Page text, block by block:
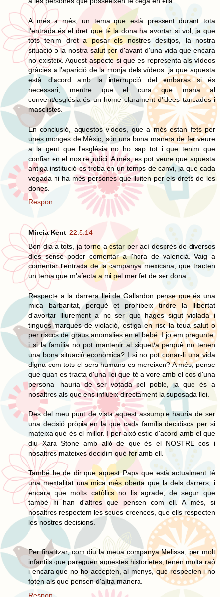
A més a més, un tema que està pressent durant tota
l'entrada és el dret que té la dona ha avortar si vol, ja que
tots tenim dret a posar els nostres desitjos, la nostra
situació o la nostra salut per d'avant d'una vida que encara
no existeix. Aquest aspecte si que es representa als vídeos
gràcies a l'aparició de la monja dels vídeos, ja que aquesta
està d'acord amb la interrupció del embaras si és
necessari, mentre que el cura que mana al
convent/església és un home clarament d'idees tancades i
masclistes.
En conclusió, aquestos vídeos, que a més estan fets per
unes monges de Mèxic, són una bona manera de fer veure
a la gent que l'església no ho sap tot i que tenim que
confiar en el nostre judici. A més, es pot veure que aquesta
antiga institució es troba en un temps de canvi, ja que cada
vegada hi ha més persones que lluiten per els drets de les
dones.
Respon
Mireia Kent 22.5.14
Bon dia a tots, ja torne a estar per ací després de diversos
dies sense poder comentar a l'hora de valencià. Vaig a
comentar l'entrada de la campanya mexicana, que tracten
un tema que m'afecta a mi pel mer fet de ser dona.
Respecte a la darrera llei de Gallardon pense que és una
mica barbaritat, perquè et prohibeix tindre la llibertat
d'avortar lliurement a no ser que hages sigut violada i
tingues marques de violació, estiga en risc la teua salut o
per riscos de graus anomalies en el bebé. I jo em pregunte:
i si la família no pot mantenir al xiquet/a perquè no tenen
una bona situació econòmica? I si no pot donar-li una vida
digna com tots el sers humans es mereixen? A més, pense
que quan es tracta d'una llei que té a vore amb el cos d'una
persona, hauria de ser votada pel poble, ja que és a
nosaltres als que ens influeix directament la suposada llei.
Des del meu punt de vista aquest assumpte hauria de ser
una decisió pròpia en la que cada família decidisca per si
mateixa què és el millor. I per això estic d'acord amb el que
diu Xara Stone amb allò de que és el NOSTRE cos i
nosaltres mateixes decidim què fer amb ell.
També he de dir que aquest Papa que està actualment té
una mentalitat una mica més oberta que la dels darrers, i
encara que molts catòlics no lis agrade, de segur que
també hi han d'altres que pensen com ell. A més, si
nosaltres respectem les seues creences, que ells respecten
les nostres decisions.
Per finalitzar, com diu la meua companya Melissa, per molt
infantils que pareguen aquestes historietes, tenen molta raó
i encara que no ho accepten, al menys, que respecten i no
foten als que pensen d'altra manera.
Respon